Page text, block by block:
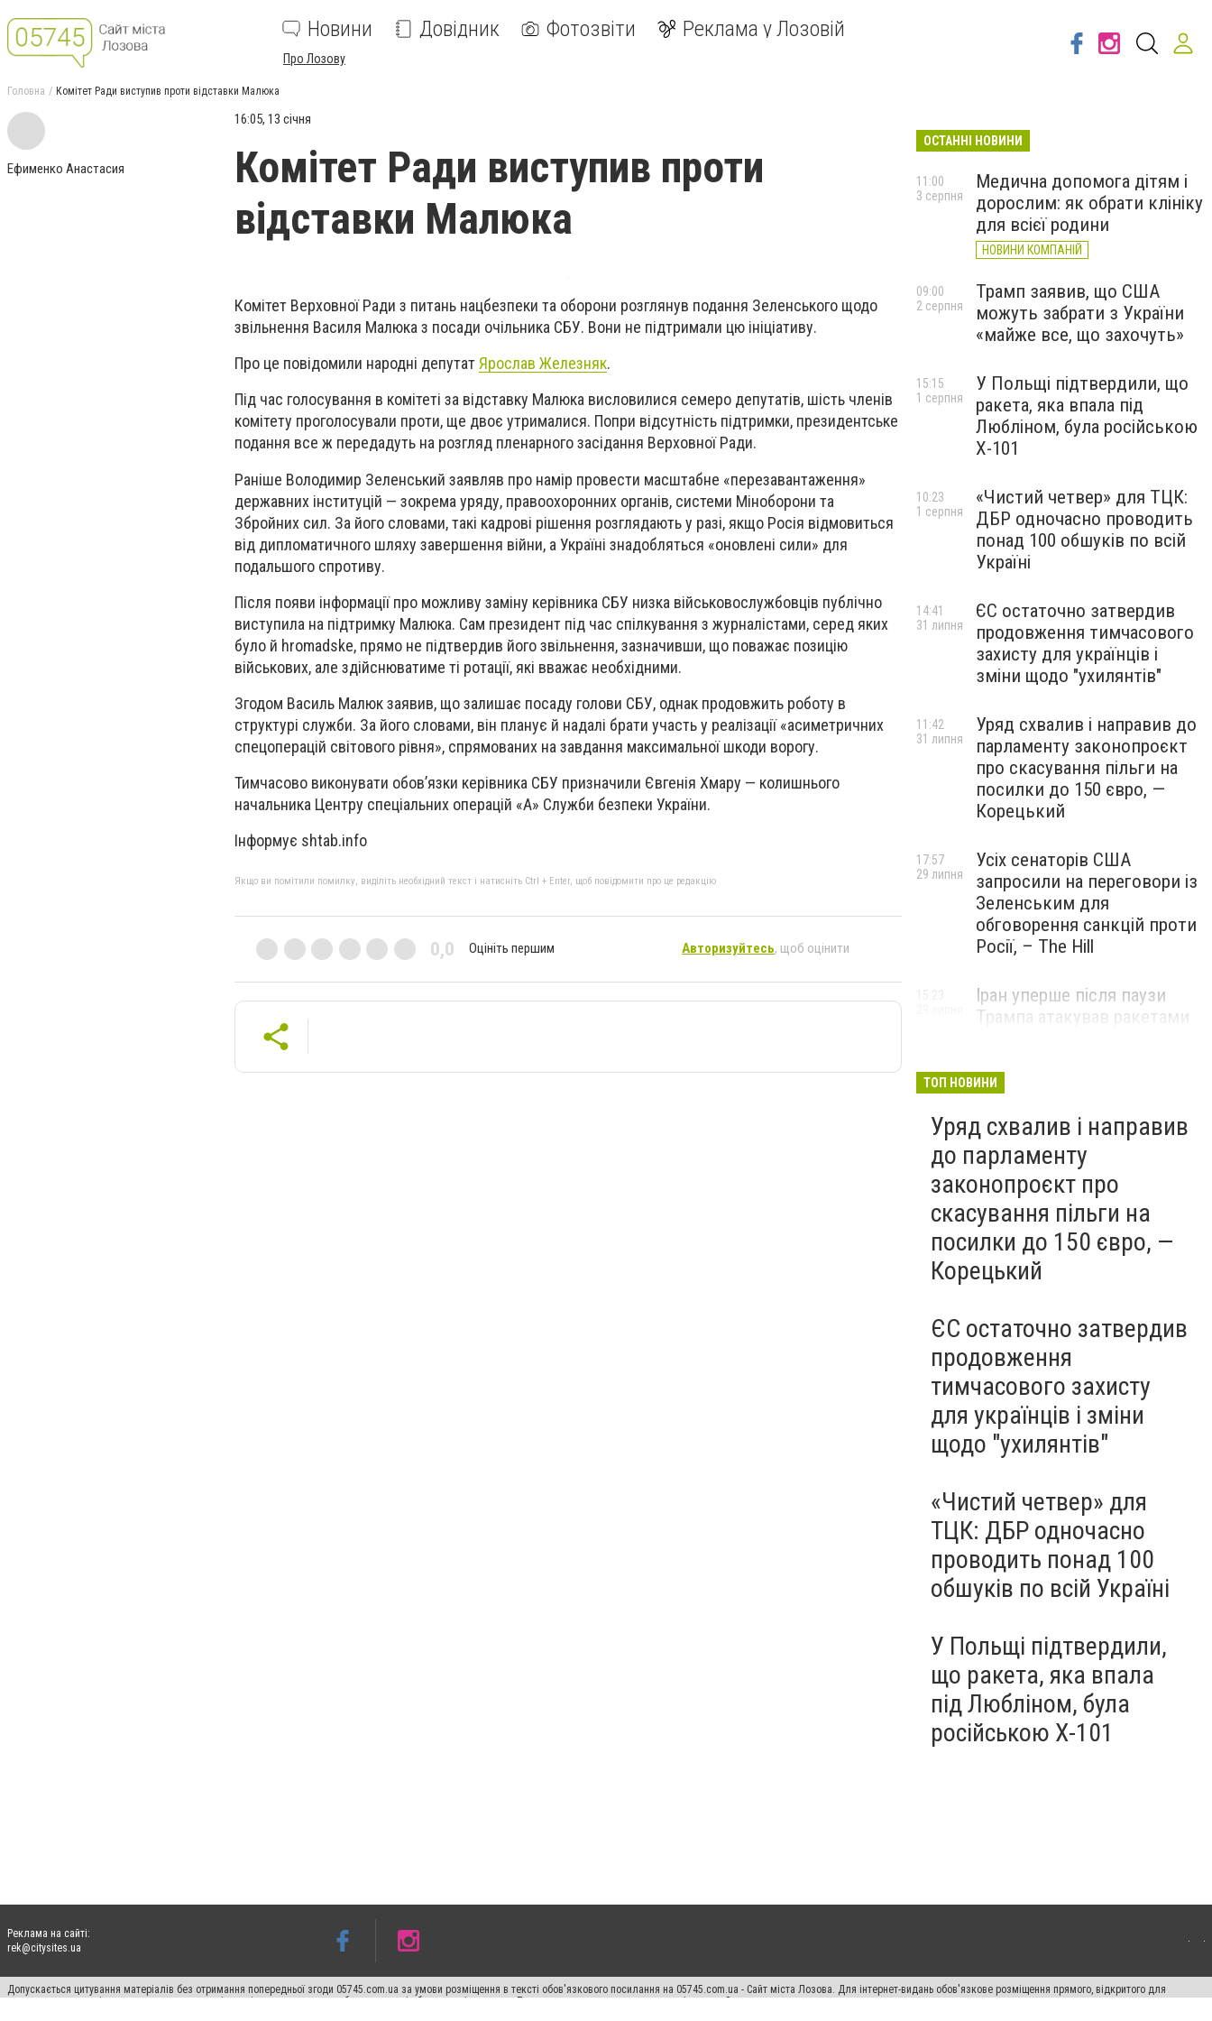
Новини Довідник Фотозвіти Реклама у Лозовій
Про Лозову
Головна Комітет Ради виступив проти відставки Малюка
Ефименко Анастасия
16:05, 13 січня
Комітет Ради виступив проти
відставки Малюка
Комітет Верховної Ради з питань нацбезпеки та оборони розглянув подання Зеленського щодо
звільнення Василя Малюка з посади очільника СБУ. Вони не підтримали цю ініціативу.
Про це повідомили народні депутат Ярослав Железняк.
Під час голосування в комітеті за відставку Малюка висловилися семеро депутатів, шість членів
комітету проголосували проти, ще двоє утрималися. Попри відсутність підтримки, президентське
подання все ж передадуть на розгляд пленарного засідання Верховної Ради.
Раніше Володимир Зеленський заявляв про намір провести масштабне «перезавантаження»
державних інституцій — зокрема уряду, правоохоронних органів, системи Міноборони та
Збройних сил. За його словами, такі кадрові рішення розглядають у разі, якщо Росія відмовиться
від дипломатичного шляху завершення війни, а Україні знадобляться «оновлені сили» для
подальшого спротиву.
Після появи інформації про можливу заміну керівника СБУ низка військовослужбовців публічно
виступила на підтримку Малюка. Сам президент під час спілкування з журналістами, серед яких
було й hromadske, прямо не підтвердив його звільнення, зазначивши, що поважає позицію
військових, але здійснюватиме ті ротації, які вважає необхідними.
Згодом Василь Малюк заявив, що залишає посаду голови СБУ, однак продовжить роботу в
структурі служби. За його словами, він планує й надалі брати участь у реалізації «асиметричних
спецоперацій світового рівня», спрямованих на завдання максимальної шкоди ворогу.
Тимчасово виконувати обов’язки керівника СБУ призначили Євгенія Хмару — колишнього
начальника Центру спеціальних операцій «А» Служби безпеки України.
Інформує shtab.info
Якщо ви помітили помилку, виділіть необхідний текст і натисніть Ctrl + Enter, щоб повідомити про це редакцію
0,0 Оцініть першим Авторизуйтесь, щоб оцінити
ОСТАННІ НОВИНИ
Медична допомога дітям і
дорослим: як обрати клініку
для всієї родини
НОВИНИ КОМПАНІЙ
11:00
3 серпня
Трамп заявив, що США
можуть забрати з України
«майже все, що захочуть»
09:00
2 серпня
У Польщі підтвердили, що
ракета, яка впала під
Любліном, була російською
Х-101
15:15
1 серпня
«Чистий четвер» для ТЦК:
ДБР одночасно проводить
понад 100 обшуків по всій
Україні
10:23
1 серпня
ЄС остаточно затвердив
продовження тимчасового
захисту для українців і
зміни щодо "ухилянтів"
14:41
31 липня
Уряд схвалив і направив до
парламенту законопроєкт
про скасування пільги на
посилки до 150 євро, —
Корецький
11:42
31 липня
Усіх сенаторів США
запросили на переговори із
Зеленським для
обговорення санкцій проти
Росії, – The Hill
17:57
29 липня
Іран уперше після паузи
Трампа атакував ракетами
15:23
ТОП НОВИНИ
Уряд схвалив і направив
до парламенту
законопроєкт про
скасування пільги на
посилки до 150 євро, —
Корецький
ЄС остаточно затвердив
продовження
тимчасового захисту
для українців і зміни
щодо "ухилянтів"
«Чистий четвер» для
ТЦК: ДБР одночасно
проводить понад 100
обшуків по всій Україні
У Польщі підтвердили,
що ракета, яка впала
під Любліном, була
російською Х-101
Реклама на сайті:
rek@citysites.ua
Допускається цитування матеріалів без отримання попередньої згоди 05745.com.ua за умови розміщення в тексті обов'язкового посилання на 05745.com.ua - Сайт міста Лозова. Для інтернет-видань обов'язкове розміщення прямого, відкритого для
пошукових систем гіперпосилання на цитовані статті не нижче другого абзацу в тексті або в якості джерела. Порушення виняткових прав переслідується Законом.